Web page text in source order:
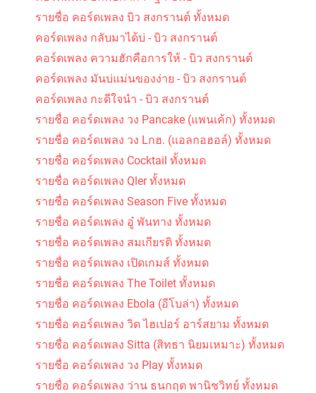
รายชื่อ คอร์ดเพลง บิว สงกรานต์ ทั้งหมด
คอร์ดเพลง กลับมาได้บ่ - บิว สงกรานต์
คอร์ดเพลง ความฮักคือการให้ - บิว สงกรานต์
คอร์ดเพลง มันบ่แม่นของง่าย - บิว สงกรานต์
คอร์ดเพลง กะดีใจนำ - บิว สงกรานต์
รายชื่อ คอร์ดเพลง วง Pancake (แพนเค้ก) ทั้งหมด
รายชื่อ คอร์ดเพลง วง Lกฮ. (แอลกอฮอล์) ทั้งหมด
รายชื่อ คอร์ดเพลง Cocktail ทั้งหมด
รายชื่อ คอร์ดเพลง Qler ทั้งหมด
รายชื่อ คอร์ดเพลง Season Five ทั้งหมด
รายชื่อ คอร์ดเพลง อู๋ พันทาง ทั้งหมด
รายชื่อ คอร์ดเพลง สมเกียรติ ทั้งหมด
รายชื่อ คอร์ดเพลง เปิดเกมส์ ทั้งหมด
รายชื่อ คอร์ดเพลง The Toilet ทั้งหมด
รายชื่อ คอร์ดเพลง Ebola (อีโบล่า) ทั้งหมด
รายชื่อ คอร์ดเพลง วิด ไฮเปอร์ อาร์สยาม ทั้งหมด
รายชื่อ คอร์ดเพลง Sitta (สิทธา นิยมเหมาะ) ทั้งหมด
รายชื่อ คอร์ดเพลง วง Play ทั้งหมด
รายชื่อ คอร์ดเพลง ว่าน ธนกฤต พานิชวิทย์ ทั้งหมด